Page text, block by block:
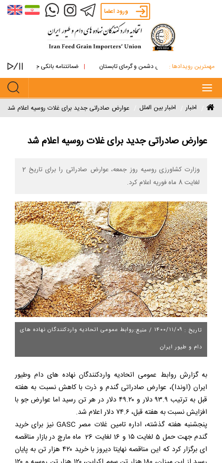
ورود اعضا
مهمترین رویدادها :
های روغنی از آتش دشمن و گرمای تابستان ضمانتنامه بانکی جایگزین پرداخت
Toggle
navigation
اخبار اخبار بین الملل عوارض صادراتی جدید برای غلات روسیه اعلام شد
عوارض صادراتی جدید برای غلات روسیه اعلام شد
وزارت کشاورزی روسیه روز جمعه، عوارض صادراتى را براى تاريخ 2
لغایت 8 ماه فوريه اعلام كرد.
تاریخ : ۱۴۰۰/۱۱/۰۹ / منبع:روابط عمومی اتحادیه واردکنندگان نهاده های
دام و طیور ایران
به گزارش روابط عمومی اتحادیه واردکنندگان نهاده های دام وطیور
ایران (اوندا)، عوارض صادراتی گندم و ذرت با كاهش نسبت به هفته
قبل به ترتيب ٩٣.٩ دلار و ٤٩.٢٠ دلار در هر تن رسيد اما عوارض جو با
افزايش نسبت به هفته قبل، ٧٤.٦ دلار اعلام شد.
پنجشنبه هفته گذشته، اداره تامين غلات مصر GASC نیز برای خريد
گندم جهت حمل 5 لغایت ١٥ و 16 لغایت 26 ماه مارچ در بازار مناقصه
ای برگزار کرد كه اين مناقصه نهايتا ديروز با خريد ٤٢٠ هزار تن به پايان